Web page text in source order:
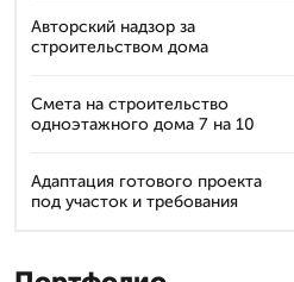
Авторский надзор за
строительством дома
Смета на строительство
одноэтажного дома 7 на 10
Адаптация готового проекта
под участок и требования